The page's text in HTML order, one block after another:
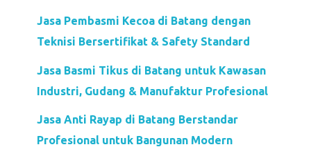
Jasa Pembasmi Kecoa di Batang dengan
Teknisi Bersertifikat & Safety Standard
Jasa Basmi Tikus di Batang untuk Kawasan
Industri, Gudang & Manufaktur Profesional
Jasa Anti Rayap di Batang Berstandar
Profesional untuk Bangunan Modern